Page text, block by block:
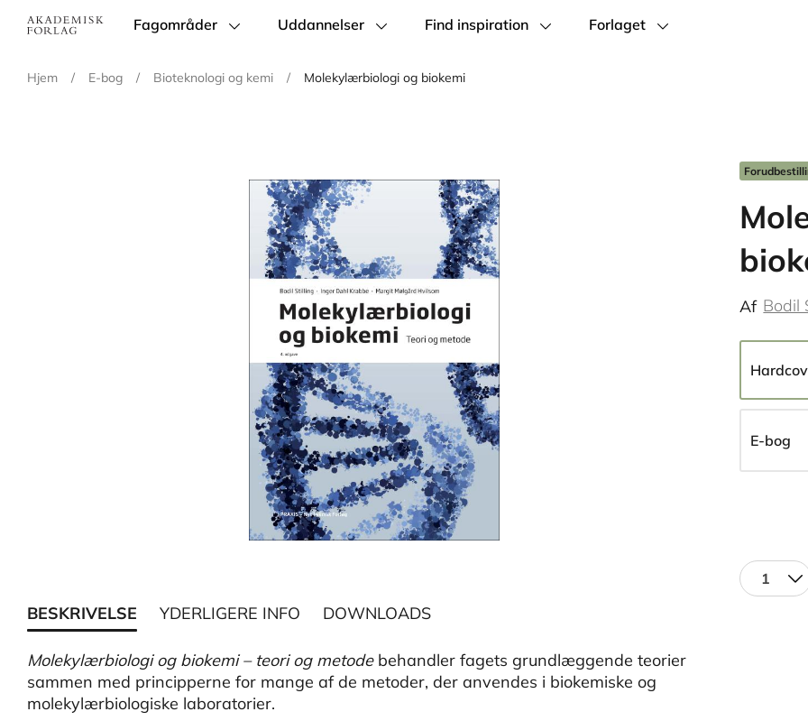
Main
Fagområder Uddannelser Find inspiration Forlaget
Hjem / E-bog / Bioteknologi og kemi / Molekylærbiologi og biokemi
Af Bodil
E-bog
1
BESKRIVELSE
YDERLIGERE INFO DOWNLOADS
Molekylærbiologi og biokemi – teori og metodebehandler fagets grundlæggende teorier
sammen med principperne for mange af de metoder, der anvendes i biokemiske og
molekylærbiologiske laboratorier.